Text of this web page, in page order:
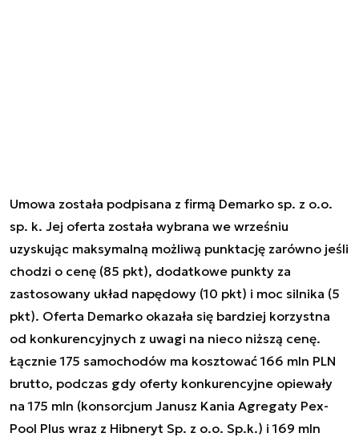
Umowa została podpisana z firmą Demarko sp. z o.o.
sp. k. Jej oferta została wybrana we wrześniu
uzyskując maksymalną możliwą punktację zarówno jeśli
chodzi o cenę (85 pkt), dodatkowe punkty za
zastosowany układ napędowy (10 pkt) i moc silnika (5
pkt). Oferta Demarko okazała się bardziej korzystna
od konkurencyjnych z uwagi na nieco niższą cenę.
Łącznie 175 samochodów ma kosztować 166 mln PLN
brutto, podczas gdy oferty konkurencyjne opiewały
na 175 mln (konsorcjum Janusz Kania Agregaty Pex-
Pool Plus wraz z Hibneryt Sp. z o.o. Sp.k.) i 169 mln